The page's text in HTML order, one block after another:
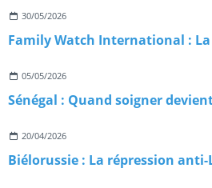
30/05/2026
05/05/2026
20/04/2026